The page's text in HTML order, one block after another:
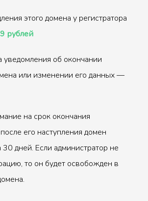
этого домена у регистратора
рублей
уведомления об окончании
или изменении его данных —
на срок окончания
его наступления домен
дней. Если администратор не
то он будет освобожден в